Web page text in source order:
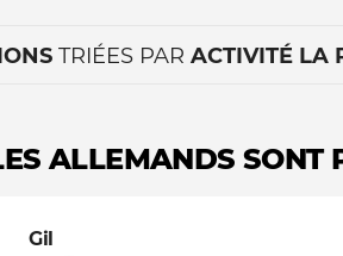
TRIÉES PAR ACTIVITÉ LA
ALLEMANDS SONT
Gil